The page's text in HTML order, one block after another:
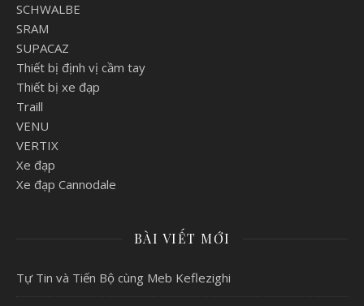
SCHWALBE
SRAM
SUPACAZ
Thiết bị định vị cầm tay
Thiết bị xe đạp
Traill
VENU
VERTIX
Xe đạp
Xe đạp Cannodale
BÀI VIẾT MỚI
Tự Tin và Tiến Bộ cùng Meb Keflezighi